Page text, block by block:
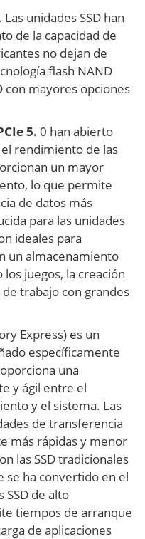
. Las unidades SSD han
de la capacidad de
no dejan de
flash NAND
con mayores opciones
5. 0 han abierto
rendimiento de las
un mayor
lo que permite
de datos más
para las unidades
ideales para
un almacenamiento
juegos, la creación
trabajo con grandes
Express) es un
específicamente
una
y ágil entre el
y el sistema. Las
de transferencia
más rápidas y menor
las SSD tradicionales
se ha convertido en el
SSD de alto
tiempos de arranque
de aplicaciones